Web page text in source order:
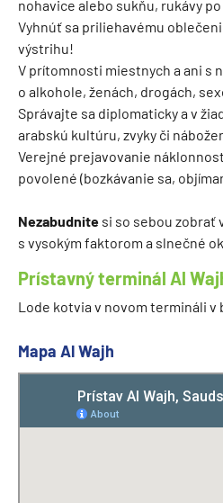
nohavice alebo sukňu, rukávy
Vyhnúť sa priliehavému
výstrihu!
V prítomnosti miestnych a ani s
o alkohole, ženách, drogách,
Správajte sa diplomaticky a v
arabskú kultúru, zvyky či
Verejné prejavovanie
povolené (bozkávanie sa,
Nezabudnite si so sebou zobrať
s vysokým faktorom a slnečné
Prístavný terminál Al
Lode kotvia v novom termináli v
Mapa Al Wajh